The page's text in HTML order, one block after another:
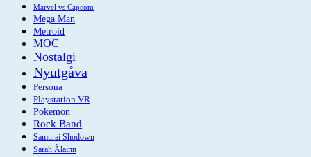
Marvel vs Capcom
Mega Man
Metroid
MOC
Nostalgi
Nyutgåva
Persona
Playstation VR
Pokemon
Rock Band
Samurai Shodown
Sarah Àlainn